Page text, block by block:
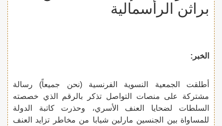
براثن الرأسمالية
الخبر :
أطلقت الجمعية النسوية الفرنسية (نحن جميعاً) رسالة
مشتركة على منصات التواصل تذكر بالرقم الذي خصصته
السلطات لضحايا العنف الأسري، وحذرت كاتبة الدولة
للمساواة بين الجنسين مارلين شيابا من مخاطر تزايد العنف